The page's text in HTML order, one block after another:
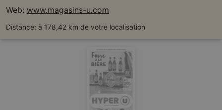
Web: www.magasins-u.com
Distance: à 178,42 km de votre localisation